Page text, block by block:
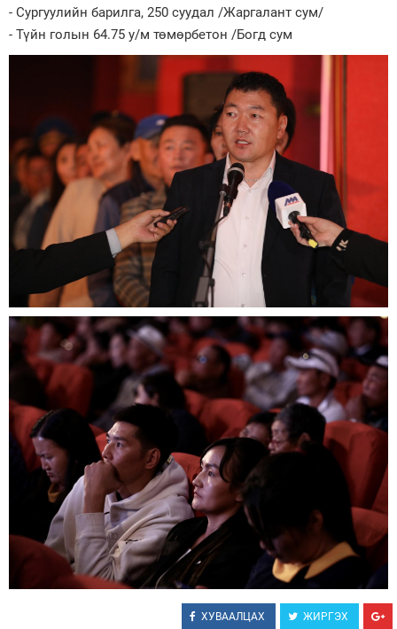
- Сургуулийн барилга, 250 суудал /Жаргалант сум/
- Түйн голын 64.75 у/м төмөрбетон /Богд сум
ХУВААЛЦАХ ЖИРГЭХ